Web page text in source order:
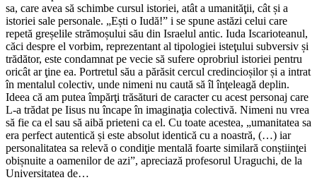
sa, care avea să schimbe cursul istoriei, atât a umanităţii, cât și a
istoriei sale personale. „Ești o Iudă!” i se spune astăzi celui care
repetă greșelile strămoșului său din Israelul antic. Iuda Iscarioteanul,
căci despre el vorbim, reprezentant al tipologiei isteţului subversiv și
trădător, este condamnat pe vecie să sufere oprobriul istoriei pentru
oricât ar ţine ea. Portretul său a părăsit cercul credincioșilor și a intrat
în mentalul colectiv, unde nimeni nu caută să îl înţeleagă deplin.
Ideea că am putea împărţi trăsături de caracter cu acest personaj care
L-a trădat pe Iisus nu încape în imaginaţia colectivă. Nimeni nu vrea
să fie ca el sau să aibă prieteni ca el. Cu toate acestea, „umanitatea sa
era perfect autentică și este absolut identică cu a noastră, (…) iar
personalitatea sa relevă o condiţie mentală foarte similară conștiinţei
obișnuite a oamenilor de azi”, apreciază profesorul Uraguchi, de la
Universitatea de…